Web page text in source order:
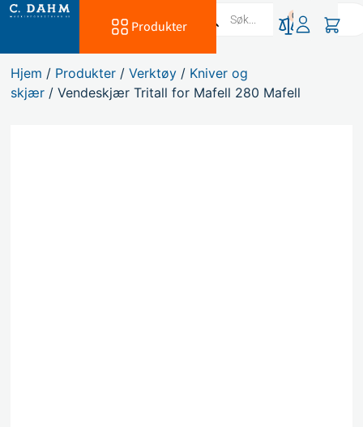
Produkter
0
Hjem / Produkter /Verktøy / Kniver og
skjær / Vendeskjær Tritall for Mafell 280 Mafell